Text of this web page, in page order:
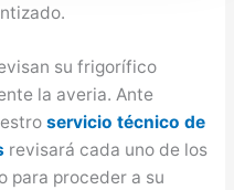
su frigorífico
la averia. Ante
servicio técnico de
revisará cada uno de los
para proceder a su